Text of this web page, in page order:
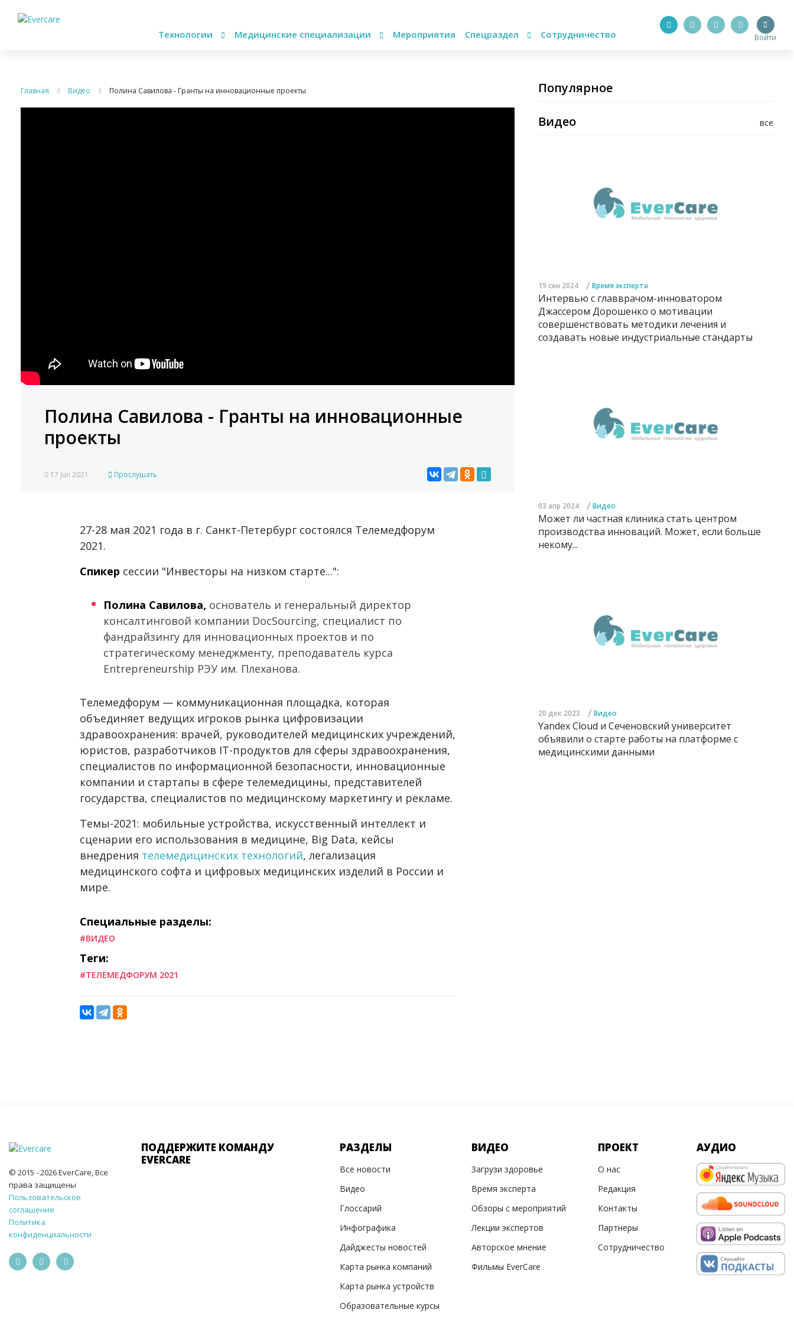
Технологии Медицинские специализации Мероприятия Спецраздел Сотрудничество Войти
Главная Видео Полина Савилова - Гранты на инновационные проекты
Полина Савилова - Гранты на инновационные
проекты
17 Jun 2021 Прослушать
27-28 мая 2021 года в г. Санкт-Петербург состоялся Телемедфорум
2021.
Спикер сессии "Инвесторы на низком старте...":
Полина Савилова, основатель и генеральный директор
консалтинговой компании DocSourcing, специалист по
фандрайзингу для инновационных проектов и по
стратегическому менеджменту, преподаватель курса
Entrepreneurship РЭУ им. Плеханова.
Телемедфорум — коммуникационная площадка, которая
объединяет ведущих игроков рынка цифровизации
здравоохранения: врачей, руководителей медицинских учреждений,
юристов, разработчиков IT-продуктов для сферы здравоохранения,
специалистов по информационной безопасности, инновационные
компании и стартапы в сфере телемедицины, представителей
государства, специалистов по медицинскому маркетингу и рекламе.
Темы-2021: мобильные устройства, искусственный интеллект и
сценарии его использования в медицине, Big Data, кейсы
внедрения телемедицинских технологий, легализация
медицинского софта и цифровых медицинских изделий в России и
мире.
Специальные разделы:
#ВИДЕО
Теги:
#ТЕЛЕМЕДФОРУМ 2021
Популярное
все
Видео
19 сен 2024 / Время эксперта
Интервью с главврачом-инноватором
Джассером Дорошенко о мотивации
совершенствовать методики лечения и
создавать новые индустриальные стандарты
03 апр 2024 / Видео
Может ли частная клиника стать центром
производства инноваций. Может, если больше
некому...
20 дек 2023 / Видео
Yandex Cloud и Сеченовский университет
объявили о старте работы на платформе с
медицинскими данными
© 2015 - 2026 EverCare, Все
права защищены
Пользовательское
соглашение
Политика
конфиденциальности
ПОДДЕРЖИТЕ КОМАНДУ
EVERCARE
РАЗДЕЛЫ
Все новости
Видео
Глоссарий
Инфографика
Дайджесты новостей
Карта рынка компаний
Карта рынка устройств
Образовательные курсы
ВИДЕО
Загрузи здоровье
Время эксперта
Обзоры с мероприятий
Лекции экспертов
Авторское мнение
Фильмы EverCare
ПРОЕКТ
О нас
Редакция
Контакты
Партнеры
Сотрудничество
АУДИО